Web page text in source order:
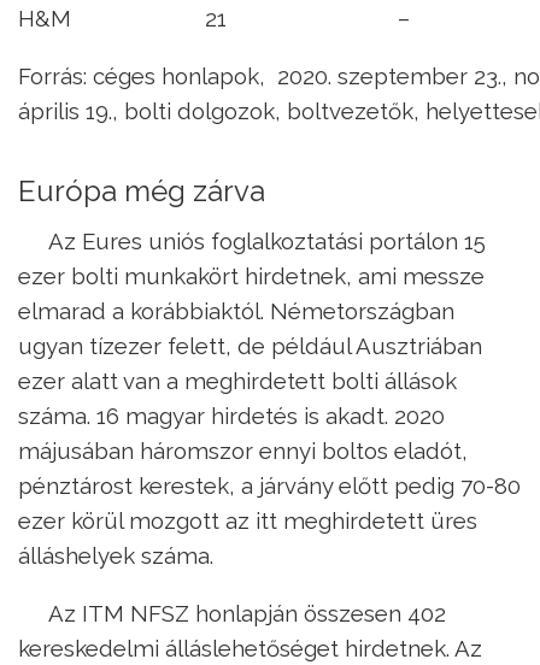
H&M 21 –
Forrás: céges honlapok, 2020. szeptember 23.,
április 19., bolti dolgozok, boltvezetők,
Európa még zárva
Az Eures uniós foglalkoztatási portálon 15
ezer bolti munkakört hirdetnek, ami messze
elmarad a korábbiaktól. Németországban
ugyan tízezer felett, de például Ausztriában
ezer alatt van a meghirdetett bolti állások
száma. 16 magyar hirdetés is akadt. 2020
májusában háromszor ennyi boltos eladót,
pénztárost kerestek, a járvány előtt pedig 70-80
ezer körül mozgott az itt meghirdetett üres
álláshelyek száma.
Az ITM NFSZ honlapján összesen 402
kereskedelmi álláslehetőséget hirdetnek. Az